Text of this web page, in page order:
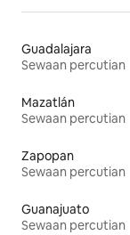
Guadalajara
Sewaan percutian
Mazatlán
Sewaan percutian
Zapopan
Sewaan percutian
Guanajuato
Sewaan percutian